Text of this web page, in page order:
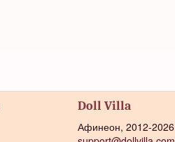
Doll Villa
Афинеон, 2012-2026